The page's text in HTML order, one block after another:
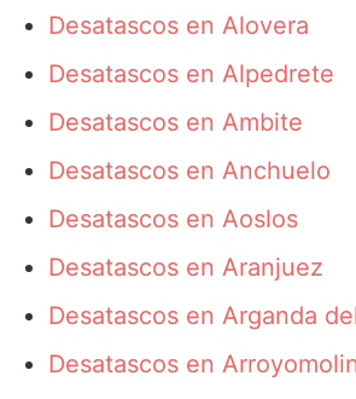
Desatascos en Alovera
Desatascos en Alpedrete
Desatascos en Ambite
Desatascos en Anchuelo
Desatascos en Aoslos
Desatascos en Aranjuez
Desatascos en Arganda
Desatascos en